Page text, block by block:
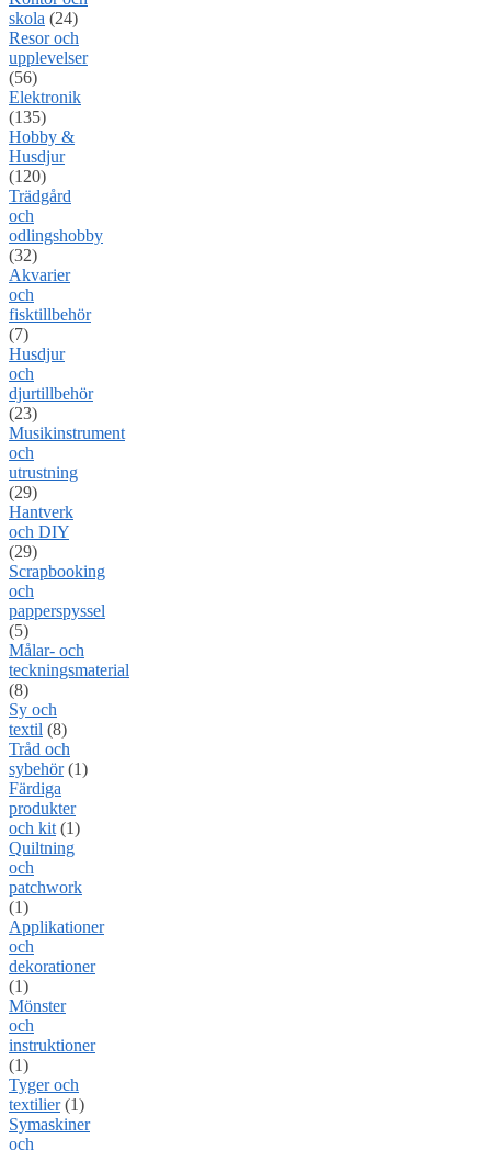
skola (24)
Resor och
upplevelser
(56)
Elektronik
(135)
Hobby &
Husdjur
(120)
Trädgård
och
odlingshobby
(32)
Akvarier
och
fisktillbehör
(7)
Husdjur
och
djurtillbehör
(23)
Musikinstrument
och
utrustning
(29)
Hantverk
och DIY
(29)
Scrapbooking
och
papperspyssel
(5)
Målar- och
teckningsmaterial
(8)
Sy och
textil (8)
Tråd och
sybehör (1)
Färdiga
produkter
och kit (1)
Quiltning
och
patchwork
(1)
Applikationer
och
dekorationer
(1)
Mönster
och
instruktioner
(1)
Tyger och
textilier (1)
Symaskiner
och